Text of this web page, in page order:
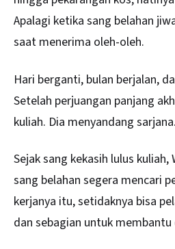
Apalagi ketika sang belahan
saat menerima oleh-oleh.
Hari berganti, bulan berjalan,
Setelah perjuangan panjang
kuliah. Dia menyandang sarjana.
Sejak sang kekasih lulus
sang belahan segera mencari
kerjanya itu, setidaknya bisa
dan sebagian untuk